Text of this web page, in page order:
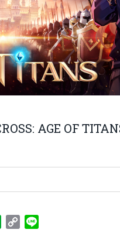
AGE OF
Evernote
Copy